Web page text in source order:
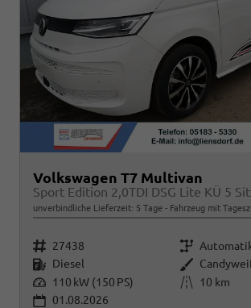
Volkswagen T7 Multivan
Sport Edition 2,0TDI DSG Lite KÜ 5
unverbindliche Lieferzeit: 5 Tage Fahrzeug mit
Fahrzeugnr. 27438 Getriebe
Kraftstoff Diesel Außenfarbe
Leistung 110 kW (150 PS) Kilometerstand
10 km
01.08.2026